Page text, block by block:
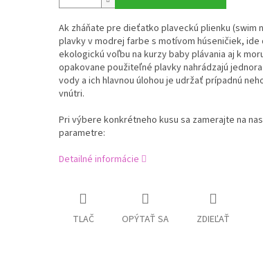
Ak zháňate pre dieťatko plaveckú plienku (swim
plavky v modrej farbe s motívom húseničiek, ide
ekologickú voľbu na kurzy baby plávania aj k
opakovane použiteľné plavky nahrádzajú
vody a ich hlavnou úlohou je udržať prípadnú
vnútri.
Pri výbere konkrétneho kusu sa zamerajte na
parametre:
Detailné informácie
TLAČ OPÝTAŤ SA ZDIEĽAŤ